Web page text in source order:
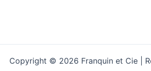
Copyright © 2026 Franquin et Cie |